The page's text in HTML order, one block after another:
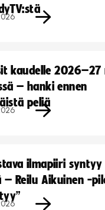
kaudelle
– hanki ennen
peliä
ilmapiiri syntyy
– Reilu Aikuinen -